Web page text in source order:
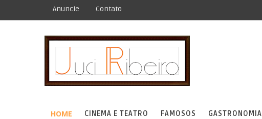
Anuncie Contato
HOME CINEMA E TEATRO FAMOSOS GASTRONOMIA